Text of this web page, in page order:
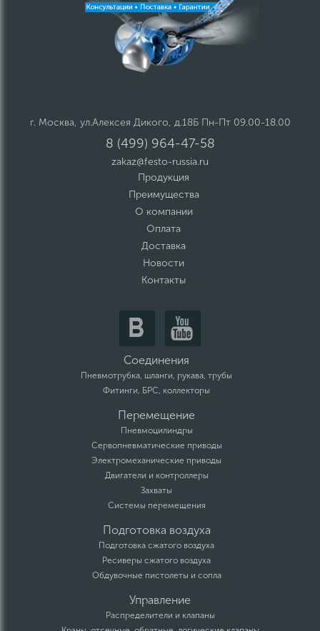
г. Москва, ул.Алексея Дикого, д.18Б Пн-Пт 09.00-18.00
8 (499) 964-47-58
zakaz@festo-russia.ru
Продукция
Преимущества
О компании
Оплата
Доставка
Новости
Контакты
Соединения
Пневмотрубка, шланги, рукава, трубы
Фитинги, БРС, коллекторы
Перемещение
Пневмоцилиндры
Сервопневматические приводы
Электромеханические приводы
Двигатели и контроллеры
Захваты
Системы перемещения
Подготовка воздуха
Подготовка сжатого воздуха
Ресиверы сжатого воздуха
Обдувочные пистолеты и сопла
Управление
Распределители и клапаны